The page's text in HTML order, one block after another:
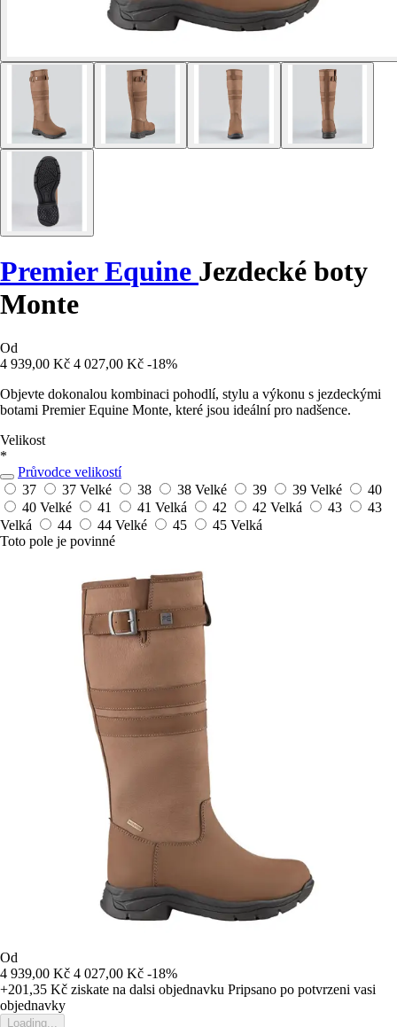
Premier Equine Jezdecké boty
Monte
Od
4 939,00 Kč 4 027,00 Kč -18%
Objevte dokonalou kombinaci pohodlí, stylu a výkonu s jezdeckými
botami Premier Equine Monte, které jsou ideální pro nadšence.
Velikost
*
Průvodce velikostí
37
37 Velké 38 38 Velké 39 39 Velké
40
40 Velké
41 41 Velká 42 42 Velká 43
43
Velká
44 44 Velké 45
45 Velká
Toto pole je povinné
Od
4 939,00 Kč 4 027,00 Kč -18%
+201,35 Kč ziskate na dalsi objednavku Pripsano po potvrzeni vasi
objednavky
Loading...